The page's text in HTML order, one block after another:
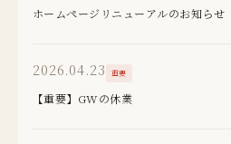
ホームページリニューアルのお知らせ
2026.04.23 重要
【重要】GWの休業